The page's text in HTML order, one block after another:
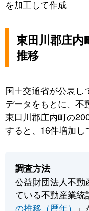
を加工して作成
東田川郡庄内
推移
国土交通省が公表し
データをもとに、不
東田川郡庄内町の
すると、16件増加し
調査方法
公益財団法人不動
ている不動産業統
の推移（暦年）